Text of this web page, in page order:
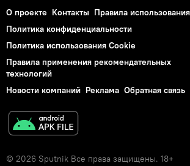
О проекте Контакты Правила использования
Политика конфиденциальности
Политика использования Cookie
Правила применения рекомендательных
технологий
Новости компаний Реклама Обратная связь
© 2026 Sputnik Все права защищены. 18+